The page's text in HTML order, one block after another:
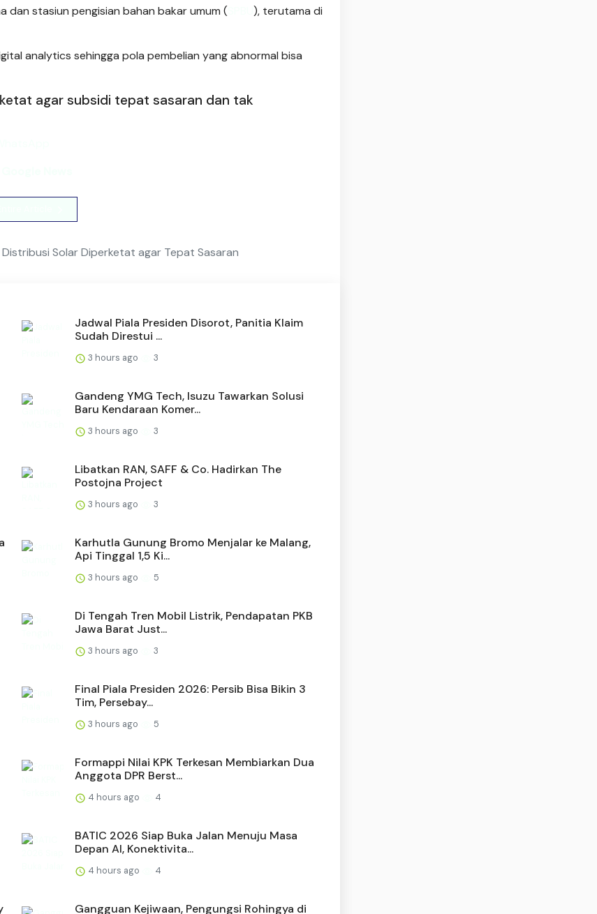
dan stasiun pengisian bahan bakar umum (
), terutama di
analytics sehingga pola pembelian yang abnormal bisa
agar subsidi tepat sasaran dan tak
Distribusi Solar Diperketat agar Tepat Sasaran
Jadwal Piala Presiden Disorot, Panitia Klaim
Sudah Direstui ...
3 hours ago 3
Gandeng YMG Tech, Isuzu Tawarkan Solusi
Baru Kendaraan Komer...
3 hours ago 3
Libatkan RAN, SAFF & Co. Hadirkan The
Postojna Project
3 hours ago 3
Karhutla Gunung Bromo Menjalar ke Malang,
Api Tinggal 1,5 Ki...
3 hours ago 5
Di Tengah Tren Mobil Listrik, Pendapatan PKB
Jawa Barat Just...
3 hours ago 3
Final Piala Presiden 2026: Persib Bisa Bikin 3
Tim, Persebay...
3 hours ago 5
Formappi Nilai KPK Terkesan Membiarkan Dua
Anggota DPR Berst...
4 hours ago 4
BATIC 2026 Siap Buka Jalan Menuju Masa
Depan AI, Konektivita...
4 hours ago 4
Gangguan Kejiwaan, Pengungsi Rohingya di